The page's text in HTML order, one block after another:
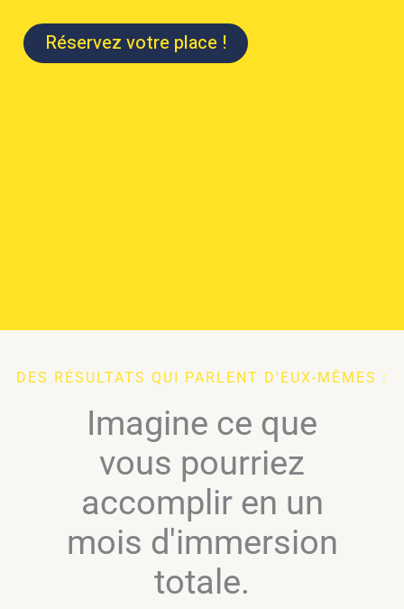
Réservez votre place !
DES RÉSULTATS QUI PARLENT D'EUX-MÊMES :
Imagine ce que
vous pourriez
accomplir en un
mois d'immersion
totale.